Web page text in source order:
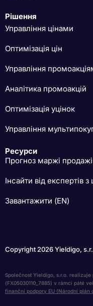
Рішення
Управління цінами
Оптимізація цін
Управління
Аналітика промоакцій
Оптимізація уцінок
Управління
Ресурси
Прогноз маржі
Інсайти від експертів
Завантажити (EN)
Copyright 2026 Yieldigo,
Společnost Yieldigo, s.r.o.
(FX05030110_7885) v rámci páté
finanční podpory EU (Národní plán